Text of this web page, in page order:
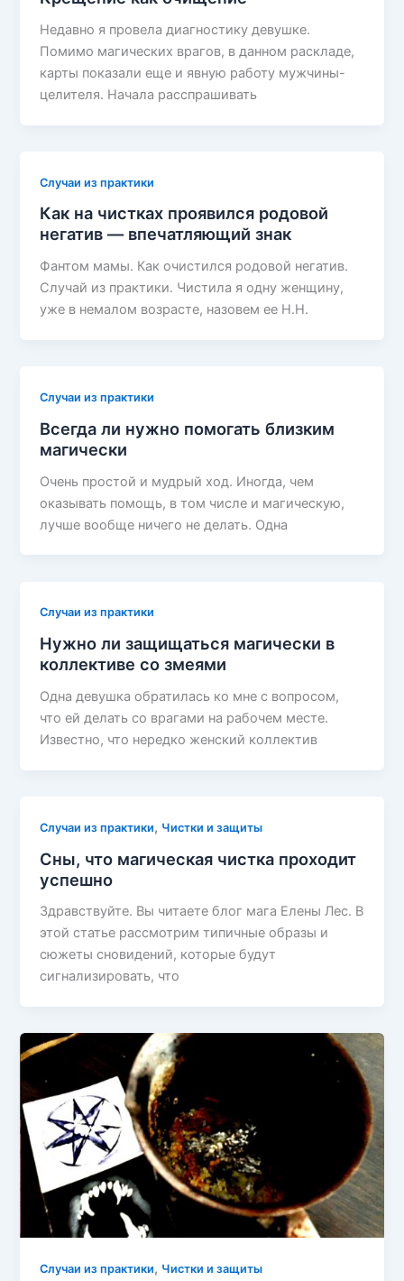
Недавно я провела диагностику девушке.
Помимо магических врагов, в данном раскладе,
карты показали еще и явную работу мужчины-
целителя. Начала расспрашивать
Случаи из практики
Как на чистках проявился родовой
негатив — впечатляющий знак
Фантом мамы. Как очистился родовой негатив.
Случай из практики. Чистила я одну женщину,
уже в немалом возрасте, назовем ее Н.Н.
Случаи из практики
Всегда ли нужно помогать близким
магически
Очень простой и мудрый ход. Иногда, чем
оказывать помощь, в том числе и магическую,
лучше вообще ничего не делать. Одна
Случаи из практики
Нужно ли защищаться магически в
коллективе со змеями
Одна девушка обратилась ко мне с вопросом,
что ей делать со врагами на рабочем месте.
Известно, что нередко женский коллектив
Случаи из практики, Чистки и защиты
Сны, что магическая чистка проходит
успешно
Здравствуйте. Вы читаете блог мага Елены Лес. В
этой статье рассмотрим типичные образы и
сюжеты сновидений, которые будут
сигнализировать, что
Случаи из практики, Чистки и защиты